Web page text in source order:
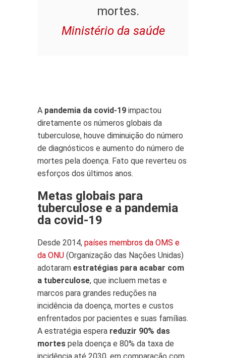
mortes.
Ministério da saúde
A pandemia da covid-19 impactou
diretamente os números globais da
tuberculose, houve diminuição do número
de diagnósticos e aumento do número de
mortes pela doença. Fato que reverteu os
esforços dos últimos anos.
Metas globais para
tuberculose e a pandemia
da covid-19
Desde ​​2014, países membros da OMS e
da ONU (Organização das Nações Unidas)
adotaram estratégias para acabar com
a tuberculose, que incluem metas e
marcos para grandes reduções na
incidência da doença, mortes e custos
enfrentados por pacientes e suas famílias.
A estratégia espera reduzir 90% das
mortes pela doença e 80% da taxa de